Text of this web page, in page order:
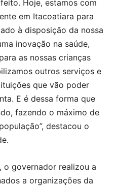
Hoje, estamos com
em Itacoatiara para
à disposição da nossa
inovação na saúde,
as nossas crianças
outros serviços e
que vão poder
E é dessa forma que
fazendo o máximo de
destacou o
o governador realizou a
a organizações da